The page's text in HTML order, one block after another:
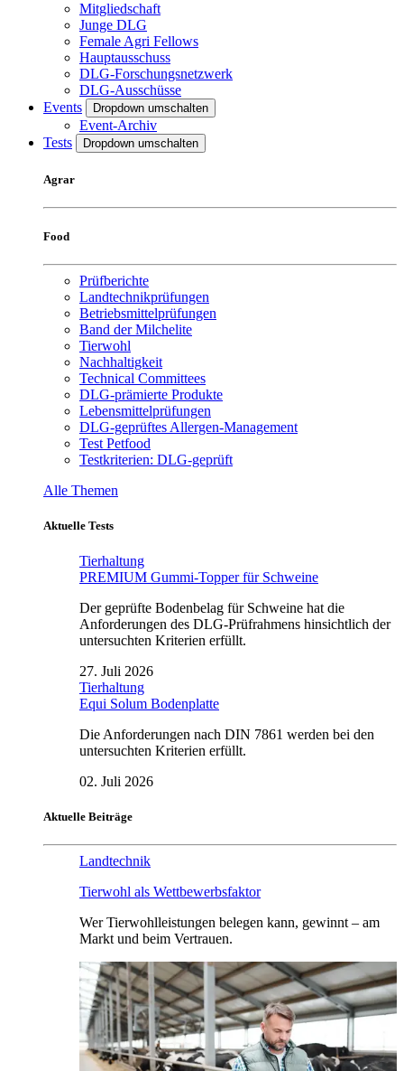
Mitgliedschaft
Junge DLG
Female Agri Fellows
Hauptausschuss
DLG-Forschungsnetzwerk
DLG-Ausschüsse
Events
Dropdown umschalten
Event-Archiv
Tests
Dropdown umschalten
Agrar
Food
Prüfberichte
Landtechnikprüfungen
Betriebsmittelprüfungen
Band der Milchelite
Tierwohl
Nachhaltigkeit
Technical Committees
DLG-prämierte Produkte
Lebensmittelprüfungen
DLG-geprüftes Allergen-Management
Test Petfood
Testkriterien: DLG-geprüft
Alle Themen
Aktuelle Tests
Tierhaltung
PREMIUM Gummi-Topper für Schweine
Der geprüfte Bodenbelag für Schweine hat die
Anforderungen des DLG-Prüfrahmens hinsichtlich der
untersuchten Kriterien erfüllt.
27. Juli 2026
Tierhaltung
Equi Solum Bodenplatte
Die Anforderungen nach DIN 7861 werden bei den
untersuchten Kriterien erfüllt.
02. Juli 2026
Aktuelle Beiträge
Landtechnik
Tierwohl als Wettbewerbsfaktor
Wer Tierwohlleistungen belegen kann, gewinnt – am
Markt und beim Vertrauen.